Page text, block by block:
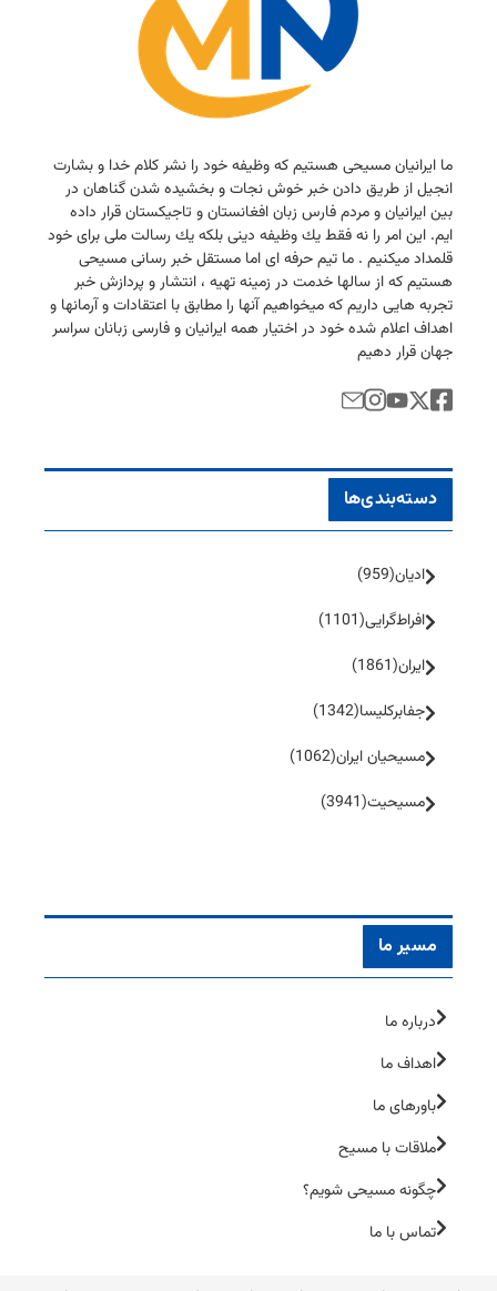
ما ایرانیان مسیحی هستیم كه وظیفه خود را نشر كلام خدا و بشارت
انجیل از طریق دادن خبر خوش نجات و بخشیده شدن گناهان در
بین ایرانیان و مردم فارس زبان افغانستان و تاجیكستان قرار داده
ایم. این امر را نه فقط یك وظیفه دینی بلكه یك رسالت ملی برای خود
قلمداد میكنیم . ما تیم حرفه ای اما مستقل خبر رسانی مسیحی
هستیم كه از سالها خدمت در زمینه تهیه ، انتشار و پردازش خبر
تجربه هایی داریم كه میخواهیم آنها را مطابق با اعتقادات و آرمانها و
اهداف اعلام شده خود در اختیار همه ایرانیان و فارسی زبانان سراسر
جهان قرار دهیم
دسته‌بندی‌ها
ادیان(959)
افراط‌گرایی(1101)
ایران(1861)
جفا‌بر‌کلیسا(1342)
مسیحیان ایران(1062)
مسیحیت(3941)
مسیر ما
درباره ما
اهداف ما
باورهای ما
ملاقات با مسیح
چگونه مسیحی شویم؟
تماس با ما